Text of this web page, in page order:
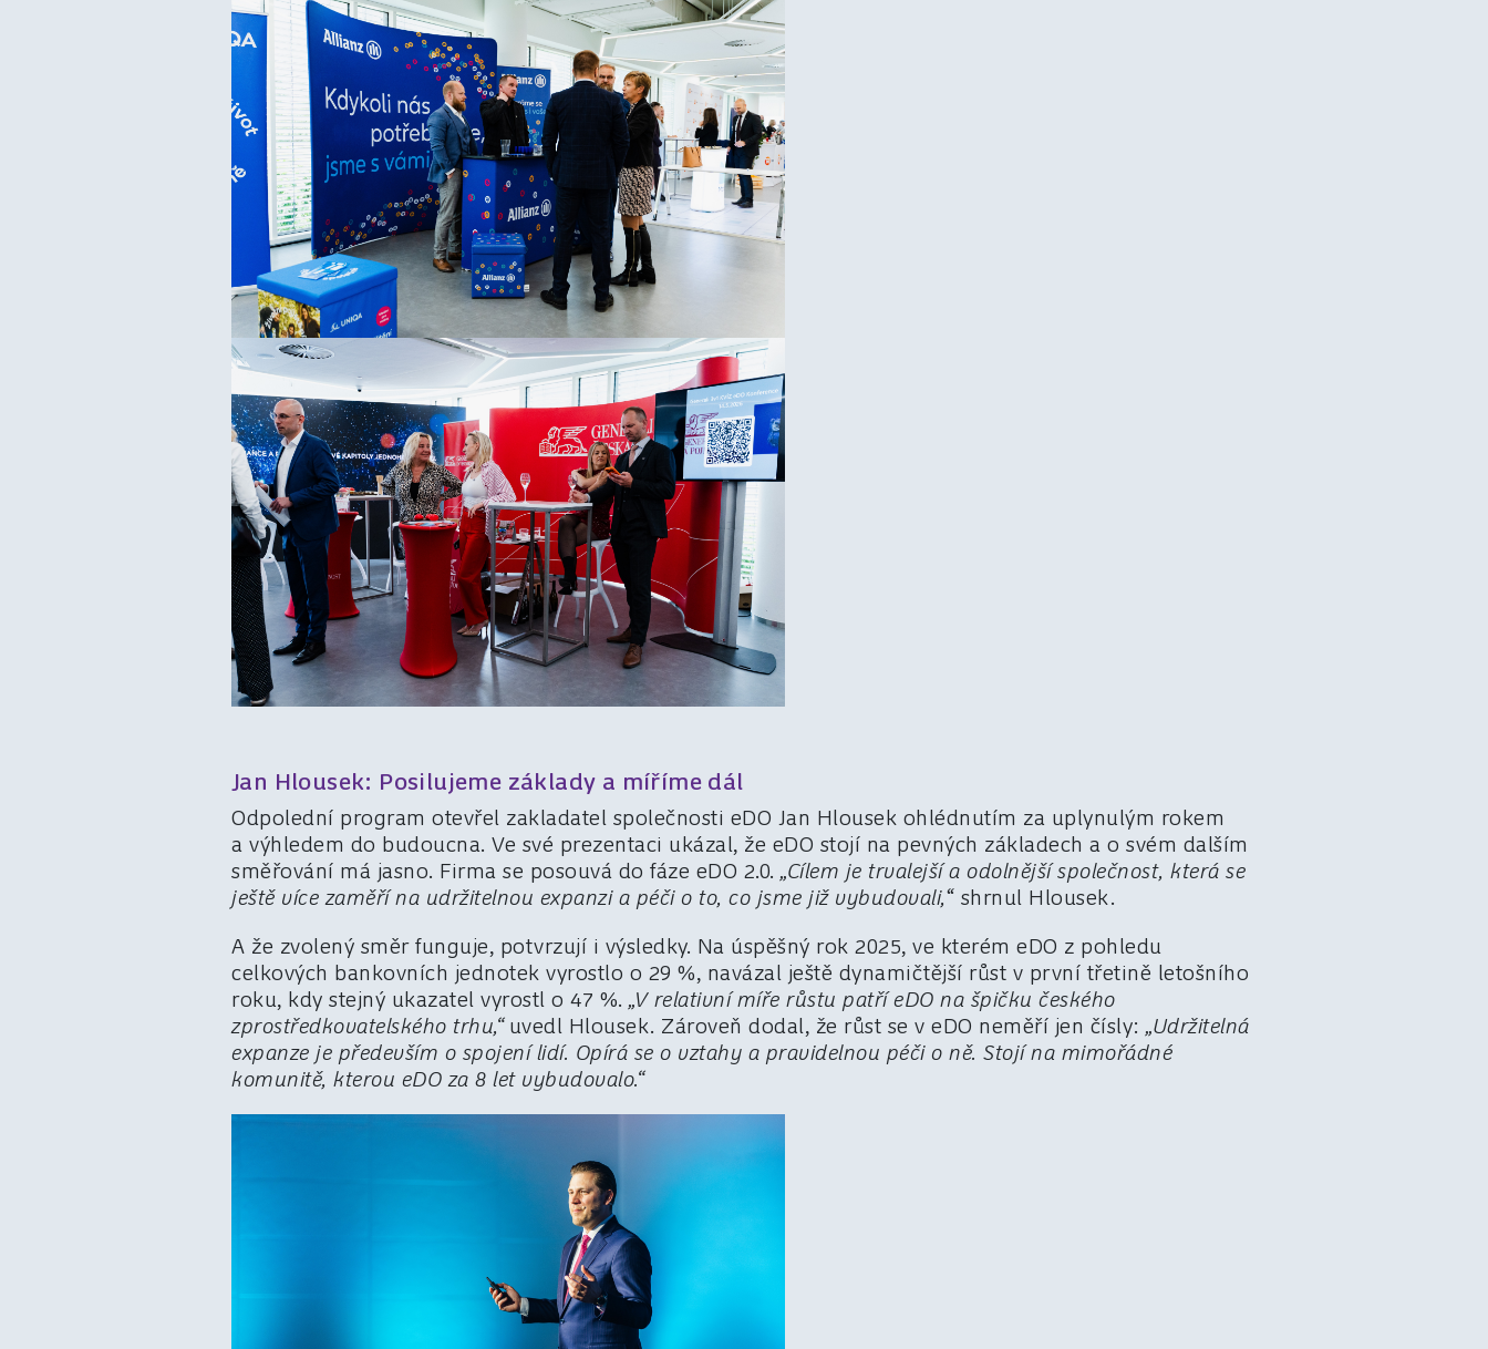
Jan Hlousek: Posilujeme základy a míříme dál
Odpolední program otevřel zakladatel společnosti eDO Jan Hlousek ohlédnutím za uplynulým rokem
a výhledem do budoucna. Ve své prezentaci ukázal, že eDO stojí na pevných základech a o svém dalším
směřování má jasno. Firma se posouvá do fáze eDO 2.0. „Cílem je trvalejší a odolnější společnost, která se
ještě více zaměří na udržitelnou expanzi a péči o to, co jsme již vybudovali,“ shrnul Hlousek.
A že zvolený směr funguje, potvrzují i výsledky. Na úspěšný rok 2025, ve kterém eDO z pohledu
celkových bankovních jednotek vyrostlo o 29 %, navázal ještě dynamičtější růst v první třetině letošního
roku, kdy stejný ukazatel vyrostl o 47 %. „V relativní míře růstu patří eDO na špičku českého
zprostředkovatelského trhu,“uvedl Hlousek. Zároveň dodal, že růst se v eDO neměří jen čísly: „Udržitelná
expanze je především o spojení lidí. Opírá se o vztahy a pravidelnou péči o ně. Stojí na mimořádné
komunitě, kterou eDO za 8 let vybudovalo.“